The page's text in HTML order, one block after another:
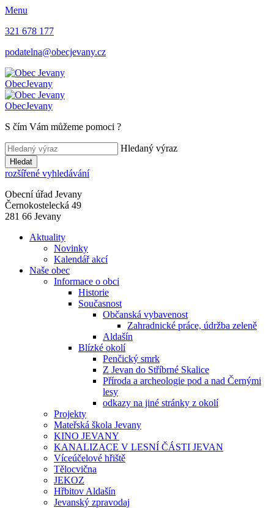
Menu
321 678 177
podatelna@obecjevany.cz
ObecJevany
ObecJevany
S čím Vám můžeme pomoci ?
Hledaný výraz
Hledat
rozšířené vyhledávání
Obecní úřad Jevany
Černokostelecká 49
281 66 Jevany
Aktuality
Novinky
Kalendář akcí
Naše obec
Informace o obci
Historie
Současnost
Občanská vybavenost
Zahradnické práce, údržba zeleně
Aldašín
Blízké okolí
Penčický smrk
Z Jevan do Stříbrné Skalice
Příroda a archeologie pod a nad Černými
lesy
odkazy na jiné stránky z okolí
Projekty
Mateřská škola Jevany
KINO JEVANY
KANALIZACE V LESNÍ ČÁSTI JEVAN
Víceúčelové hřiště
Tělocvična
JEKOZ
Hřbitov Aldašín
Jevanský zpravodaj